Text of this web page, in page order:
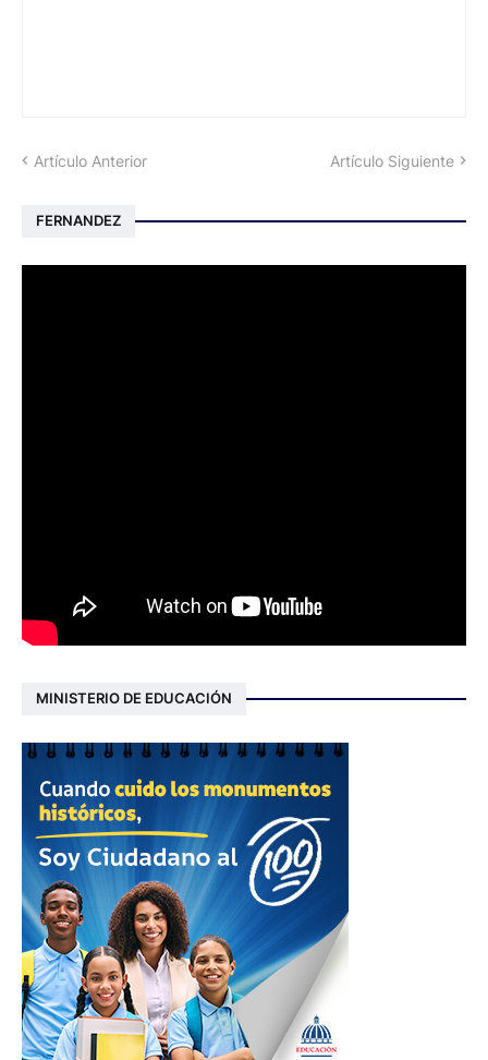
Artículo Anterior Artículo Siguiente
FERNANDEZ
MINISTERIO DE EDUCACIÓN